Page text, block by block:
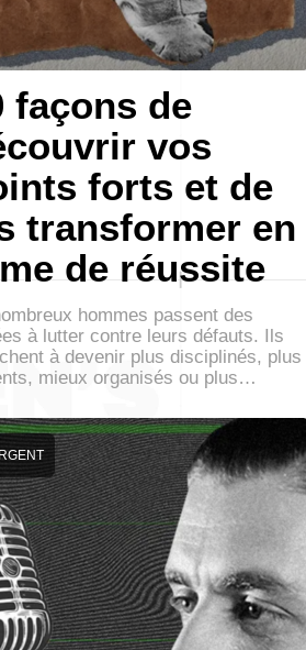
façons de
vos
forts et de
transformer en
de réussite
hommes passent des
à lutter contre leurs défauts. Ils
à devenir plus disciplinés, plus
mieux organisés ou plus…